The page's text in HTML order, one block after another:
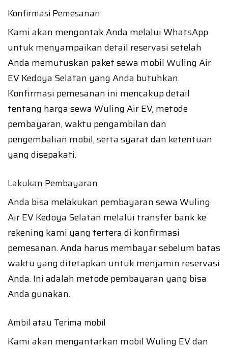
Konfirmasi Pemesanan
Kami akan mengontak Anda melalui WhatsApp
untuk menyampaikan detail reservasi setelah
Anda memutuskan paket sewa mobil Wuling Air
EV Kedoya Selatan yang Anda butuhkan.
Konfirmasi pemesanan ini mencakup detail
tentang harga sewa Wuling Air EV, metode
pembayaran, waktu pengambilan dan
pengembalian mobil, serta syarat dan ketentuan
yang disepakati.
Lakukan Pembayaran
Anda bisa melakukan pembayaran sewa Wuling
Air EV Kedoya Selatan melalui transfer bank ke
rekening kami yang tertera di konfirmasi
pemesanan. Anda harus membayar sebelum batas
waktu yang ditetapkan untuk menjamin reservasi
Anda. Ini adalah metode pembayaran yang bisa
Anda gunakan.
Ambil atau Terima mobil
Kami akan mengantarkan mobil Wuling EV dan